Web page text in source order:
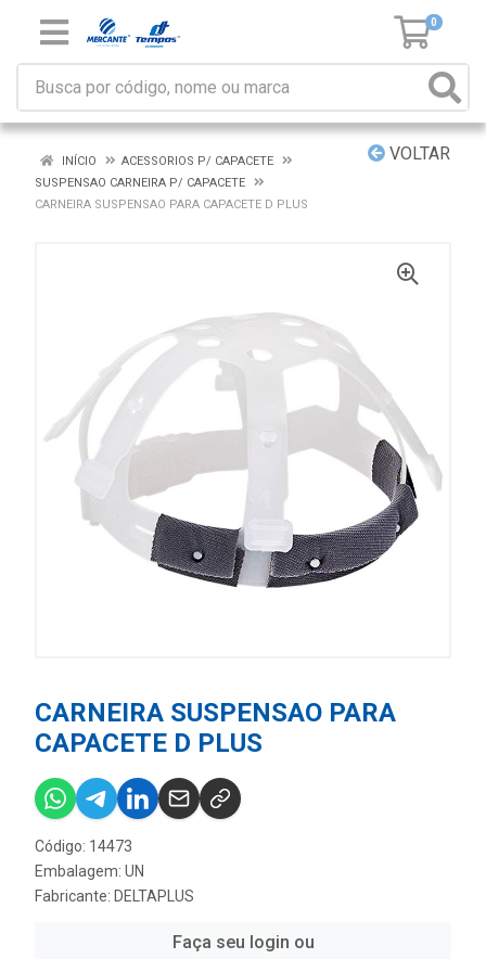
0
VOLTAR
INÍCIO
ACESSORIOS P/ CAPACETE
SUSPENSAO CARNEIRA P/ CAPACETE
CARNEIRA SUSPENSAO PARA CAPACETE D PLUS
CARNEIRA SUSPENSAO PARA
CAPACETE D PLUS
Código: 14473
Embalagem: UN
Fabricante: DELTAPLUS
Faça seu login ou